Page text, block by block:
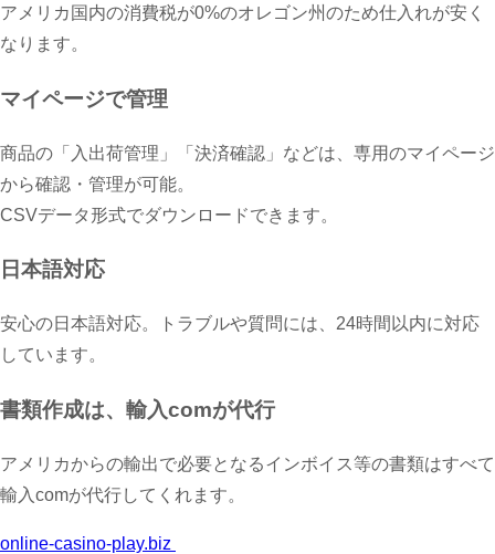
アメリカ国内の消費税が0%のオレゴン州のため仕入れが安く
なります。
マイページで管理
商品の「入出荷管理」「決済確認」などは、専用のマイページ
から確認・管理が可能。
CSVデータ形式でダウンロードできます。
日本語対応
安心の日本語対応。トラブルや質問には、24時間以内に対応
しています。
書類作成は、輸入comが代行
アメリカからの輸出で必要となるインボイス等の書類はすべて
輸入comが代行してくれます。
online-casino-play.biz